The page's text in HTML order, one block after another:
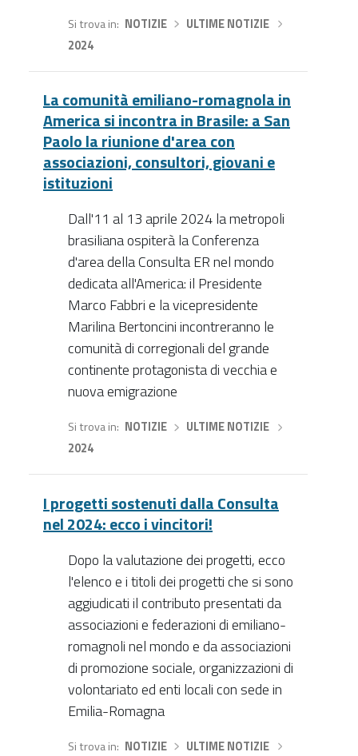
Si trova in NOTIZIE› ULTIME NOTIZIE
2024
La comunità emiliano-romagnola in
America si incontra in Brasile: a San
Paolo la riunione d'area con
associazioni, consultori, giovani e
istituzioni
Dall'11 al 13 aprile 2024 la metropoli
brasiliana ospiterà la Conferenza
d'area della Consulta ER nel mondo
dedicata all'America: il Presidente
Marco Fabbri e la vicepresidente
Marilina Bertoncini incontreranno le
comunità di corregionali del grande
continente protagonista di vecchia e
nuova emigrazione
Si trova in NOTIZIE› ULTIME NOTIZIE
2024
I progetti sostenuti dalla Consulta
nel 2024: ecco i vincitori!
Dopo la valutazione dei progetti, ecco
l'elenco e i titoli dei progetti che si sono
aggiudicati il contributo presentati da
associazioni e federazioni di emiliano-
romagnoli nel mondo e da associazioni
di promozione sociale, organizzazioni di
volontariato ed enti locali con sede in
Emilia-Romagna
Si trova in NOTIZIE› ULTIME NOTIZIE